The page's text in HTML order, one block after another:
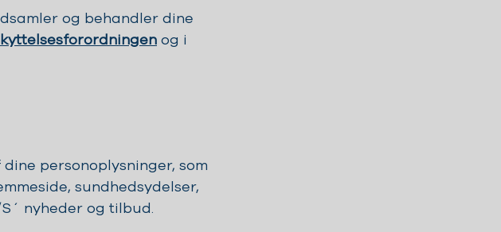
og behandler dine
og i
personoplysninger, som
sundhedsydelser,
nyheder og tilbud.